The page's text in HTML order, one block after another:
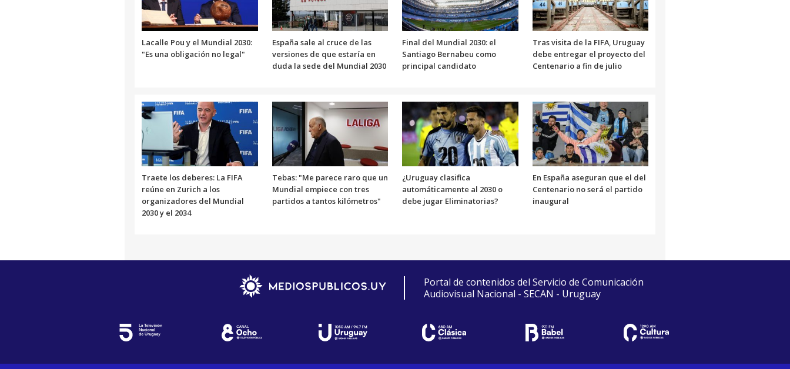
Lacalle Pou y el Mundial 2030:
"Es una obligación no legal"
España sale al cruce de las
versiones de que estaría en
duda la sede del Mundial 2030
Final del Mundial 2030: el
Santiago Bernabeu como
principal candidato
Tras visita de la FIFA, Uruguay
debe entregar el proyecto del
Centenario a fin de julio
Traete los deberes: La FIFA
reúne en Zurich a los
organizadores del Mundial
2030 y el 2034
Tebas: "Me parece raro que un
Mundial empiece con tres
partidos a tantos kilómetros"
¿Uruguay clasifica
automáticamente al 2030 o
debe jugar Eliminatorias?
En España aseguran que el del
Centenario no será el partido
inaugural
Portal de contenidos del Servicio de Comunicación
Audiovisual Nacional - SECAN - Uruguay